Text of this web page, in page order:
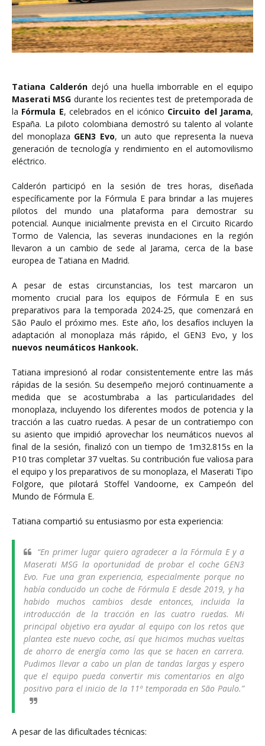
Tatiana Calderóndejó una huella imborrable en el equipo
Maserati MSG durante los recientes test de pretemporada de
la Fórmula E, celebrados en el icónico Circuito del Jarama,
España. La piloto colombiana demostró su talento al volante
del monoplaza GEN3 Evo, un auto que representa la nueva
generación de tecnología y rendimiento en el automovilismo
eléctrico.
Calderón participó en la sesión de tres horas, diseñada
específicamente por la Fórmula E para brindar a las mujeres
pilotos del mundo una plataforma para demostrar su
potencial. Aunque inicialmente prevista en el Circuito Ricardo
Tormo de Valencia, las severas inundaciones en la región
llevaron a un cambio de sede al Jarama, cerca de la base
europea de Tatiana en Madrid.
A pesar de estas circunstancias, los test marcaron un
momento crucial para los equipos de Fórmula E en sus
preparativos para la temporada 2024-25, que comenzará en
São Paulo el próximo mes. Este año, los desafíos incluyen la
adaptación al monoplaza más rápido, el GEN3 Evo, y los
nuevos neumáticos Hankook.
Tatiana impresionó al rodar consistentemente entre las más
rápidas de la sesión. Su desempeño mejoró continuamente a
medida que se acostumbraba a las particularidades del
monoplaza, incluyendo los diferentes modos de potencia y la
tracción a las cuatro ruedas. A pesar de un contratiempo con
su asiento que impidió aprovechar los neumáticos nuevos al
final de la sesión, finalizó con un tiempo de 1m32.815s en la
P10 tras completar 37 vueltas. Su contribución fue valiosa para
el equipo y los preparativos de su monoplaza, el Maserati Tipo
Folgore, que pilotará Stoffel Vandoorne, ex Campeón del
Mundo de Fórmula E.
Tatiana compartió su entusiasmo por esta experiencia:
“En primer lugar quiero agradecer a la Fórmula E y a
Maserati MSG la oportunidad de probar el coche GEN3
Evo. Fue una gran experiencia, especialmente porque no
había conducido un coche de Fórmula E desde 2019, y ha
habido muchos cambios desde entonces, incluida la
introducción de la tracción en las cuatro ruedas. Mi
principal objetivo era ayudar al equipo con los retos que
plantea este nuevo coche, así que hicimos muchas vueltas
de ahorro de energía como las que se hacen en carrera.
Pudimos llevar a cabo un plan de tandas largas y espero
que el equipo pueda convertir mis comentarios en algo
positivo para el inicio de la 11ª temporada en São Paulo.”
A pesar de las dificultades técnicas: